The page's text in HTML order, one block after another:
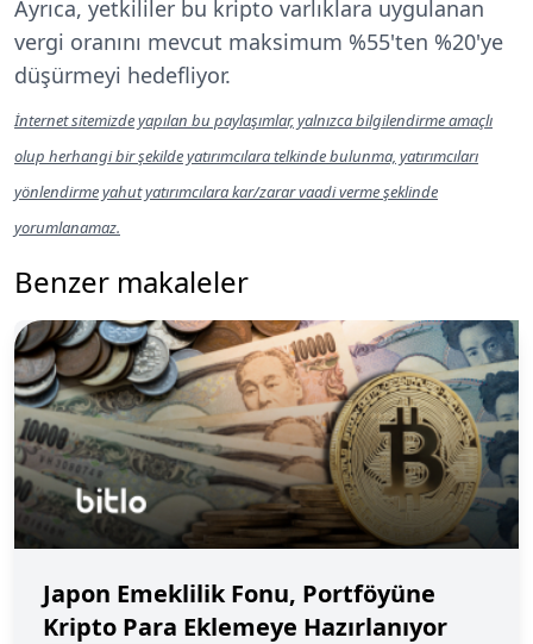
Ayrıca, yetkililer bu kripto varlıklara uygulanan
vergi oranını mevcut maksimum %55'ten %20'ye
düşürmeyi hedefliyor.
İnternet sitemizde yapılan bu paylaşımlar, yalnızca bilgilendirme amaçlı
olup herhangi bir şekilde yatırımcılara telkinde bulunma, yatırımcıları
yönlendirme yahut yatırımcılara kar/zarar vaadi verme şeklinde
yorumlanamaz.
Benzer makaleler
Japon Emeklilik Fonu, Portföyüne
Kripto Para Eklemeye Hazırlanıyor